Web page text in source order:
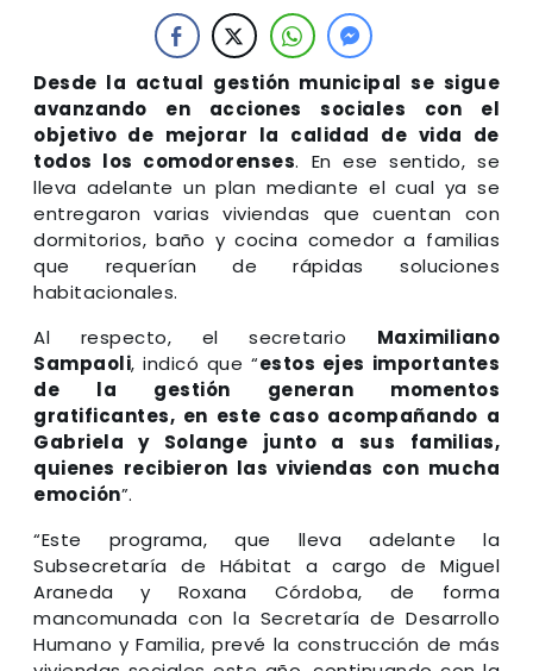
Desde la actual gestión municipal se sigue
avanzando en acciones sociales con el
objetivo de mejorar la calidad de vida de
todos los comodorenses. En ese sentido, se
lleva adelante un plan mediante el cual ya se
entregaron varias viviendas que cuentan con
dormitorios, baño y cocina comedor a familias
que requerían de rápidas soluciones
habitacionales.
Al respecto, el secretario Maximiliano
Sampaoli, indicó que “estos ejes importantes
de la gestión generan momentos
gratificantes, en este caso acompañando a
Gabriela y Solange junto a sus familias,
quienes recibieron las viviendas con mucha
emoción”.
“Este programa, que lleva adelante la
Subsecretaría de Hábitat a cargo de Miguel
Araneda y Roxana Córdoba, de forma
mancomunada con la Secretaría de Desarrollo
Humano y Familia, prevé la construcción de más